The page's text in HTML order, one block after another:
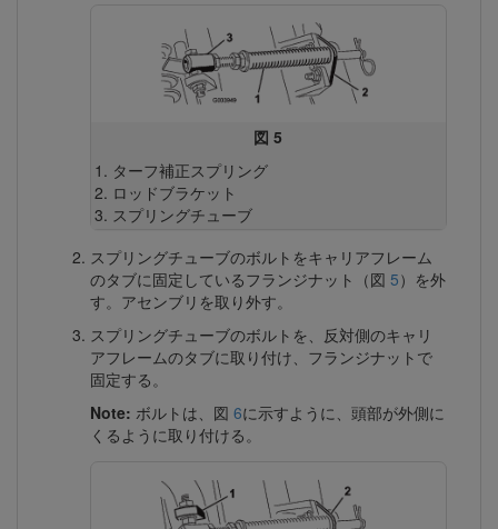
図 5
ターフ補正スプリング
ロッドブラケット
スプリングチューブ
スプリングチューブのボルトをキャリアフレーム
のタブに固定しているフランジナット（図 5）を外
す。アセンブリを取り外す。
スプリングチューブのボルトを、反対側のキャリ
アフレームのタブに取り付け、フランジナットで
固定する。
Note: ボルトは、図 6に示すように、頭部が外側に
くるように取り付ける。